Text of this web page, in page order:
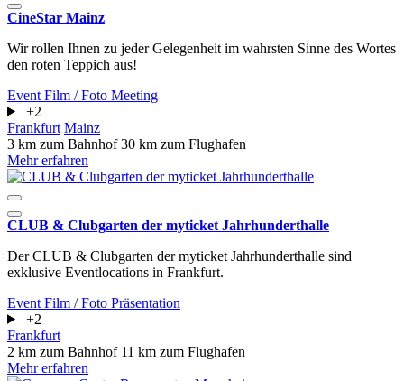
CineStar Mainz
Wir rollen Ihnen zu jeder Gelegenheit im wahrsten Sinne des Wortes
den roten Teppich aus!
Event Film / Foto Meeting
+2
Frankfurt Mainz
3 km zum Bahnhof30 km zum Flughafen
Mehr erfahren
CLUB & Clubgarten der myticket Jahrhunderthalle
Der CLUB & Clubgarten der myticket Jahrhunderthalle sind
exklusive Eventlocations in Frankfurt.
Event Film / Foto Präsentation
+2
Frankfurt
2 km zum Bahnhof 11 km zum Flughafen
Mehr erfahren